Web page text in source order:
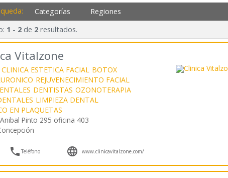
Categorías Regiones
1 - 2de 2resultados.
Vitalzone
CLINICA ESTETICA FACIAL BOTOX
REJUVENECIMIENTO FACIAL
DENTISTAS OZONOTERAPIA
LIMPIEZA DENTAL
EN PLAQUETAS
Anibal Pinto 295 oficina 403
Teléfono  www.clinicavitalzone.com/